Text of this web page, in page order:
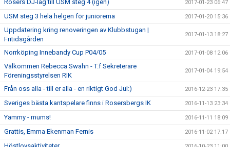
Rosers DJ-lag till USM steg 4 (igen) 2017-01-23 06:47
USM steg 3 hela helgen för juniorerna 2017-01-20 15:36
Uppdatering kring renoveringen av Klubbstugan |
Fritidsgården
2017-01-13 18:27
Norrköping Innebandy Cup P04/05 2017-01-08 12:06
Välkommen Rebecca Swahn - T.f Sekreterare
Föreningsstyrelsen RIK
2017-01-04 19:54
Från oss alla - till er alla - en riktigt God Jul:) 2016-12-23 17:35
Sveriges bästa kantspelare finns i Rosersbergs IK 2016-11-13 23:34
Yammy - mums! 2016-11-11 18:09
Grattis, Emma Ekenman Fernis 2016-11-02 17:17